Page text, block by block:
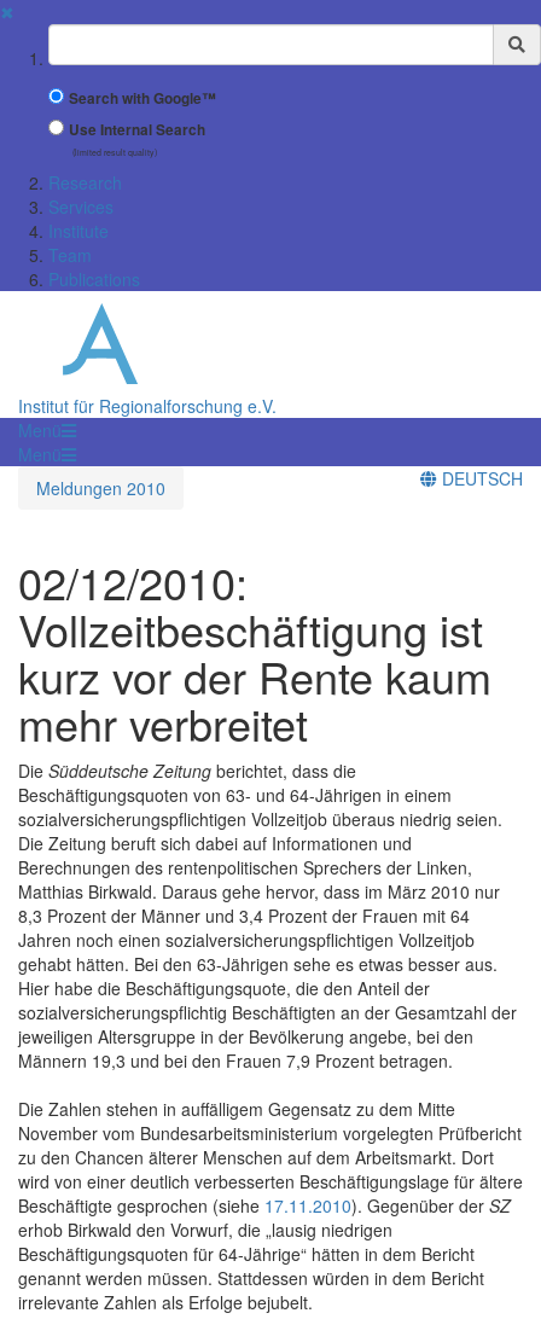
✖
Suchbegriff
Search with Google™
Use Internal Search
(limited result quality)
Research
Services
Institute
Team
Publications
Institut für Regionalforschung e.V.
Menü
Menü
Meldungen 2010
DEUTSCH
02/12/2010:
Vollzeitbeschäftigung ist
kurz vor der Rente kaum
mehr verbreitet
Die Süddeutsche Zeitung berichtet, dass die
Beschäftigungsquoten von 63- und 64-Jährigen in einem
sozialversicherungspflichtigen Vollzeitjob überaus niedrig seien.
Die Zeitung beruft sich dabei auf Informationen und
Berechnungen des rentenpolitischen Sprechers der Linken,
Matthias Birkwald. Daraus gehe hervor, dass im März 2010 nur
8,3 Prozent der Männer und 3,4 Prozent der Frauen mit 64
Jahren noch einen sozialversicherungspflichtigen Vollzeitjob
gehabt hätten. Bei den 63-Jährigen sehe es etwas besser aus.
Hier habe die Beschäftigungsquote, die den Anteil der
sozialversicherungspflichtig Beschäftigten an der Gesamtzahl der
jeweiligen Altersgruppe in der Bevölkerung angebe, bei den
Männern 19,3 und bei den Frauen 7,9 Prozent betragen.
Die Zahlen stehen in auffälligem Gegensatz zu dem Mitte
November vom Bundesarbeitsministerium vorgelegten Prüfbericht
zu den Chancen älterer Menschen auf dem Arbeitsmarkt. Dort
wird von einer deutlich verbesserten Beschäftigungslage für ältere
Beschäftigte gesprochen (siehe 17.11.2010). Gegenüber der SZ
erhob Birkwald den Vorwurf, die „lausig niedrigen
Beschäftigungsquoten für 64-Jährige“ hätten in dem Bericht
genannt werden müssen. Stattdessen würden in dem Bericht
irrelevante Zahlen als Erfolge bejubelt.